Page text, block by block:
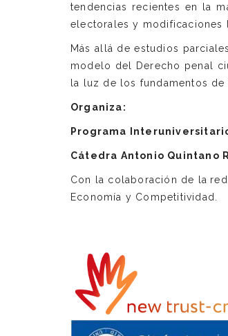
tendencias recientes en la
electorales y modificaciones
Más allá de estudios
modelo del Derecho penal
la luz de los fundamentos
Organiza:
Programa
Cátedra Antonio Quintano
Con la colaboración de la
Economía y Competitividad.
log